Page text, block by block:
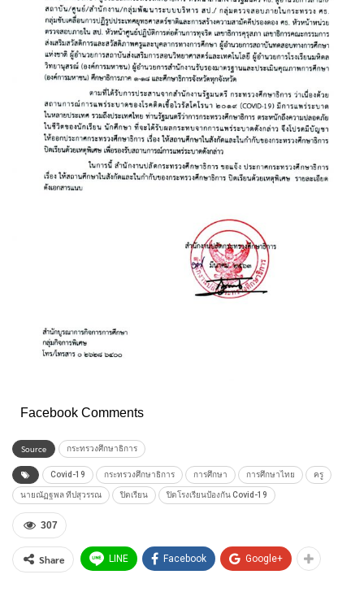
Facebook Comments
Source กระทรวงศึกษาธิการ
Covid-19 กระทรวงศึกษาธิการ การศึกษา การศึกษาไทย ครู
นายณัฏฐพล ทีปสุวรรณ ปิดเรียน ปิดโรงเรียนป้องกัน Covid-19
307
Share LINE Facebook Google+